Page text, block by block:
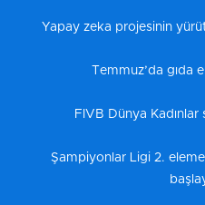
Yapay zeka projesinin
Temmuz’da gıda
FIVB Dünya Kadınlar
Şampiyonlar Ligi 2.